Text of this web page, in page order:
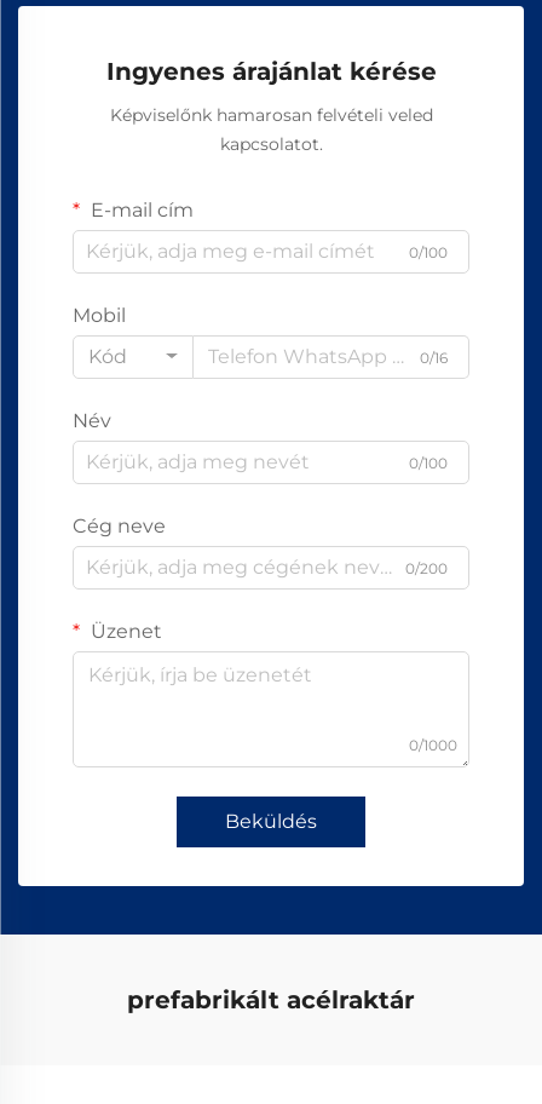
Ingyenes árajánlat kérése
Képviselőnk hamarosan felvételi veled
kapcsolatot.
E-mail cím
0/100
Mobil
Kód
0/16
Név
0/100
Cég neve
0/200
Üzenet
0/1000
Beküldés
prefabrikált acélraktár